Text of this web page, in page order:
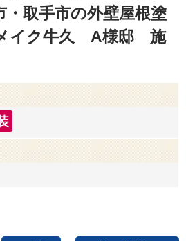
・取手市の外壁屋根塗
イク牛久 A様邸 施